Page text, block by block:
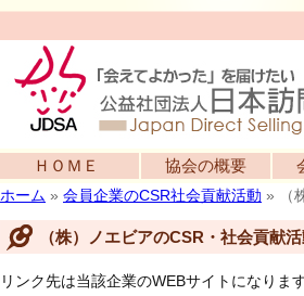
ＨＯＭＥ 協会の概要
ホーム » 会員企業のCSR社会貢献活動 » （
（株）ノエビアのCSR・社会貢献
リンク先は当該企業のWEBサイトになります